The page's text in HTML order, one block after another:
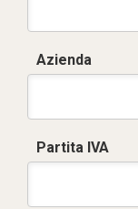
Azienda
Partita IVA